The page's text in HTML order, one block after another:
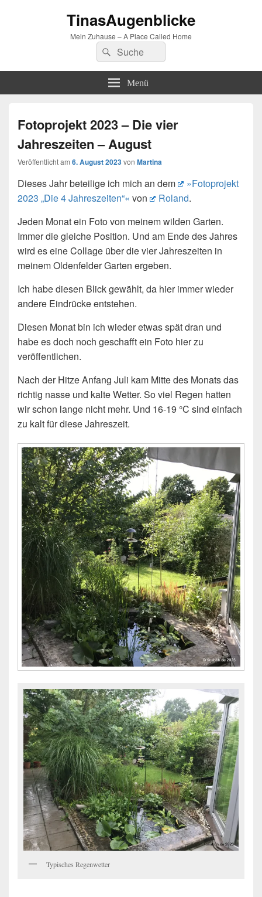
TinasAugenblicke
Mein Zuhause – A Place Called Home
Suchen
nach:
Suchen
Menü
Fotoprojekt 2023 – Die vier
Jahreszeiten – August
Veröffentlicht am 6. August 2023von Martina
Dieses Jahr beteilige ich mich an dem
»Fotoprojekt
2023 „Die 4 Jahreszeiten“« von Roland.
Jeden Monat ein Foto von meinem wilden Garten.
Immer die gleiche Position. Und am Ende des Jahres
wird es eine Collage über die vier Jahreszeiten in
meinem Oldenfelder Garten ergeben.
Ich habe diesen Blick gewählt, da hier immer wieder
andere Eindrücke entstehen.
Diesen Monat bin ich wieder etwas spät dran und
habe es doch noch geschafft ein Foto hier zu
veröffentlichen.
Nach der Hitze Anfang Juli kam Mitte des Monats das
richtig nasse und kalte Wetter. So viel Regen hatten
wir schon lange nicht mehr. Und 16-19 °C sind einfach
zu kalt für diese Jahreszeit.
Typisches Regenwetter